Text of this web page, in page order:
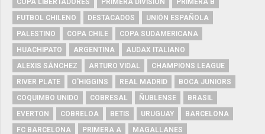
COPA LIBERTADORES
PRIMERA DIVISIÓN
PRIMERA B
FUTBOL CHILENO
DESTACADOS
UNIÓN ESPAÑOLA
PALESTINO
COPA CHILE
COPA SUDAMERICANA
HUACHIPATO
ARGENTINA
AUDAX ITALIANO
ALEXIS SÁNCHEZ
ARTURO VIDAL
CHAMPIONS LEAGUE
RIVER PLATE
O'HIGGINS REAL MADRID
BOCA JUNIORS
COQUIMBO UNIDO
COBRESAL ÑUBLENSE
BRASIL
EVERTON
COBRELOA BETIS URUGUAY
BARCELONA
FC BARCELONA
PRIMERA A
MAGALLANES